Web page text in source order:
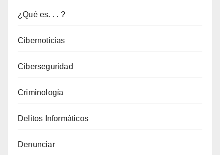
puede
la
en
privacidad
datos
¿Qué es. . . ?
Cibernoticias
Ciberseguridad
Criminología
Delitos Informáticos
Denunciar